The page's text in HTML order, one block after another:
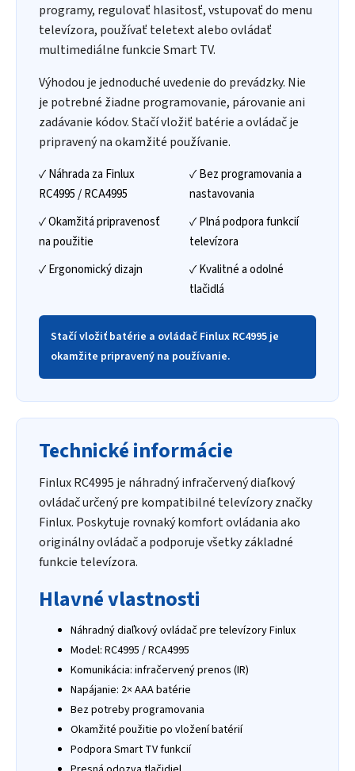
programy, regulovať hlasitosť, vstupovať do menu
televízora, používať teletext alebo ovládať
multimediálne funkcie Smart TV.
Výhodou je jednoduché uvedenie do prevádzky. Nie
je potrebné žiadne programovanie, párovanie ani
zadávanie kódov. Stačí vložiť batérie a ovládač je
pripravený na okamžité používanie.
✓ Náhrada za Finlux
RC4995 / RCA4995
✓ Bez programovania a
nastavovania
✓ Okamžitá pripravenosť
na použitie
✓ Plná podpora funkcií
televízora
✓ Ergonomický dizajn
✓ Kvalitné a odolné
tlačidlá
Stačí vložiť batérie a ovládač Finlux RC4995 je
okamžite pripravený na používanie.
Technické informácie
Finlux RC4995 je náhradný infračervený diaľkový
ovládač určený pre kompatibilné televízory značky
Finlux. Poskytuje rovnaký komfort ovládania ako
originálny ovládač a podporuje všetky základné
funkcie televízora.
Hlavné vlastnosti
Náhradný diaľkový ovládač pre televízory Finlux
Model: RC4995 / RCA4995
Komunikácia: infračervený prenos (IR)
Napájanie: 2× AAA batérie
Bez potreby programovania
Okamžité použitie po vložení batérií
Podpora Smart TV funkcií